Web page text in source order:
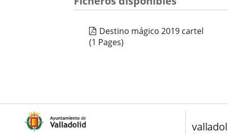
Destino mágico 2019 cartel
(1 Pages)